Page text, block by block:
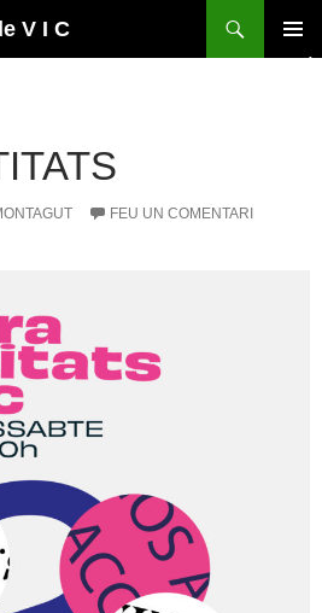
V I C
FEU UN COMENTARI